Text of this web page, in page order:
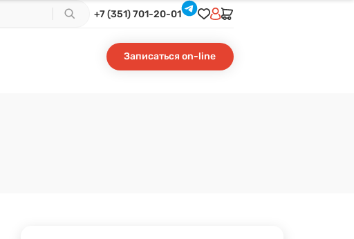
+7 (351) 701-20-01
Записаться on-line